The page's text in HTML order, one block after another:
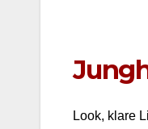
Look, klare